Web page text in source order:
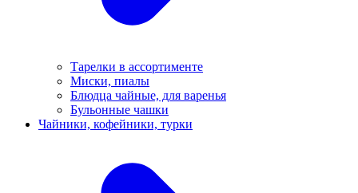
Тарелки в ассортименте
Миски, пиалы
Блюдца чайные, для варенья
Бульонные чашки
Чайники, кофейники, турки